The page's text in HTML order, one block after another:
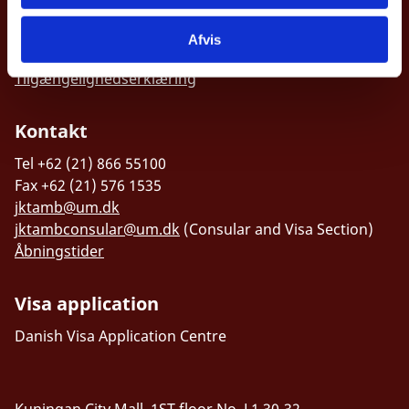
Afvis
Jakarta 12950, P.O. Box 4459
Tilgængelighedserklæring
Kontakt
Tel +62 (21) 866 55100
Fax +62 (21) 576 1535
jktamb@um.dk
jktambconsular@um.dk (Consular and Visa Section)
Åbningstider
Visa application
Danish Visa Application Centre